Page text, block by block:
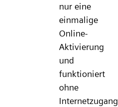
nur eine
einmalige
Online-
Aktivierung
und
funktioniert
ohne